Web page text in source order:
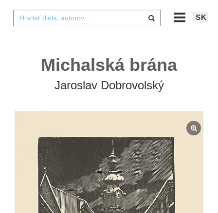
SK
Michalská brána
Jaroslav Dobrovolský